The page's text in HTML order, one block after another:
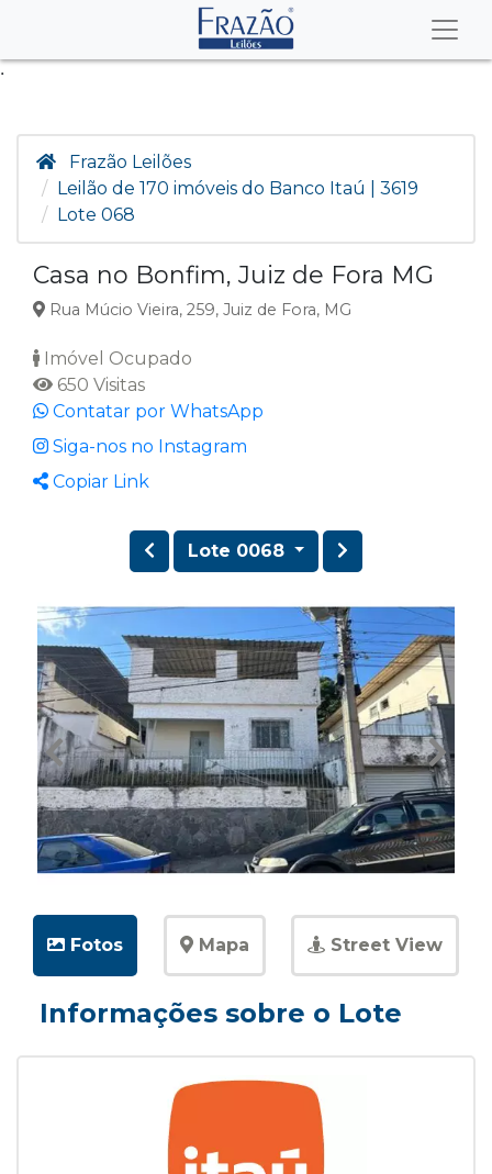
.
Frazão Leilões
Leilão de 170 imóveis do Banco Itaú | 3619
Lote 068
Casa no Bonfim, Juiz de Fora MG
Rua Múcio Vieira, 259, Juiz de Fora, MG
Imóvel Ocupado
650 Visitas
Contatar por WhatsApp
Siga-nos no Instagram
Copiar Link
Lote 0068
Fotos Mapa Street View
Informações sobre o Lote